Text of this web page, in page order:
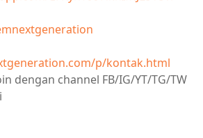
p/kontak.html
dengan channel FB/IG/YT/TG/TW